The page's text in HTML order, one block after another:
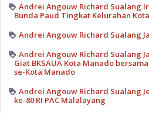
Andrei Angouw Richard Sualang
Bunda Paud Tingkat Kelurahan
Andrei Angouw Richard Sualang
Andrei Angouw Richard Sualang
Giat BKSAUA Kota Manado
se-Kota Manado
Andrei Angouw Richard Sualang
ke-80 RI PAC Malalayang